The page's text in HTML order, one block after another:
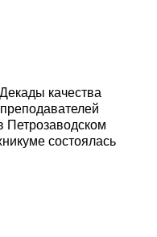
качества
Петрозаводском
состоялась